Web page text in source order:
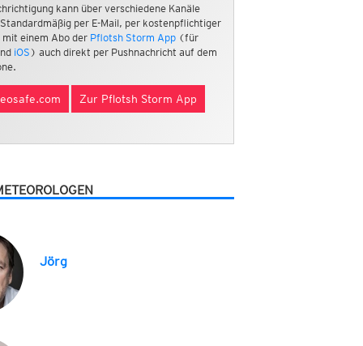
kann über verschiedene Kanäle
per E-Mail, per kostenpflichtiger
mit einem Abo der Pflotsh Storm App(für
iOS ) auch direkt per Pushnachricht auf dem
Zur Pflotsh Storm App
Jörg